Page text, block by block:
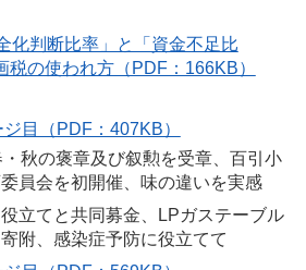
化判断比率」と「資金不足比
税の使われ方（PDF：166KB）
目（PDF：407KB）
秋の褒章及び叙勲を受章、百引小
員会を初開催、味の違いを実感
立てと共同募金、LPガステーブル
附、感染症予防に役立てて